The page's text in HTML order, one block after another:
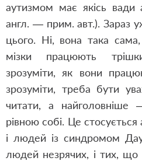
аутизмом має якісь
англ. — прим. авт.). Зараз
цього. Ні, вона така
мізки працюють
зрозуміти, як вони
зрозуміти, треба бути
читати, а найголовніше
рівною собі. Це
і людей із синдромом
людей незрячих, і тих,